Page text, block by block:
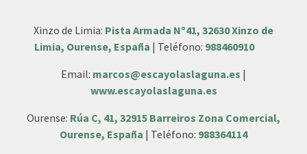
Xinzo de Limia: Pista Armada Nº41, 32630 Xinzo de
Limia, Ourense, España | Teléfono: 988460910
Email: marcos@escayolaslaguna.es |
www.escayolaslaguna.es
Ourense: Rúa C, 41, 32915 Barreiros Zona Comercial,
Ourense, España | Teléfono: 988364114